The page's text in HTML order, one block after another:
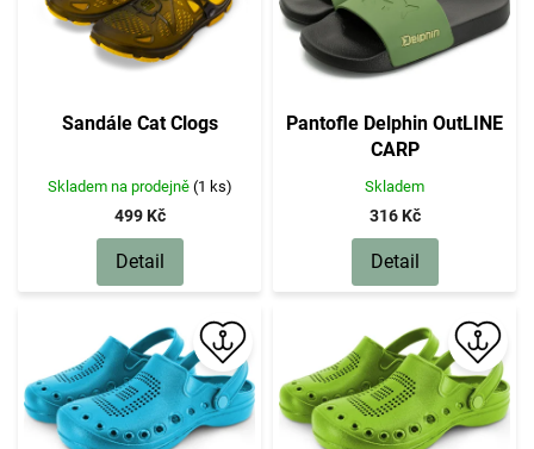
Sandále Cat Clogs
Skladem na prodejně (1 ks)
499 Kč
Detail
Pantofle Delphin OutLINE
CARP
Skladem
316 Kč
Detail